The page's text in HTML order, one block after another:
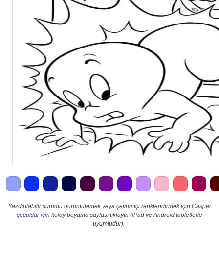
Yazdırılabilir sürümü görüntülemek veya çevrimiçi renklendirmek için Casper
çocuklar için kolayboyama sayfası tıklayın (iPad ve Android tabletlerle
uyumludur).